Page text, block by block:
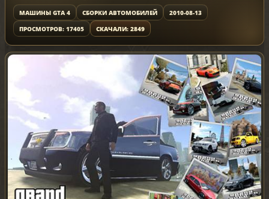
МАШИНЫ GTA 4 СБОРКИ АВТОМОБИЛЕЙ
2010-08-13
ПРОСМОТРОВ: 17405
СКАЧАЛИ: 2849